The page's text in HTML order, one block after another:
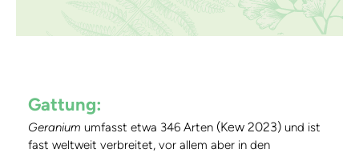
Gattung:
Geranium umfasst etwa 346 Arten (Kew 2023) und ist
fast weltweit verbreitet, vor allem aber in den